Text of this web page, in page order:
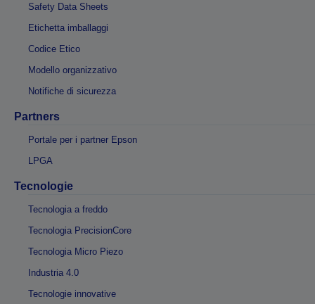
Safety Data Sheets
Etichetta imballaggi
Codice Etico
Modello organizzativo
Notifiche di sicurezza
Partners
Portale per i partner Epson
LPGA
Tecnologie
Tecnologia a freddo
Tecnologia PrecisionCore
Tecnologia Micro Piezo
Industria 4.0
Tecnologie innovative